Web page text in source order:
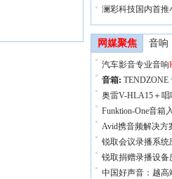
澜彩科技国内首
网媒聚焦 音响
汽车影音专业音响
音箱: TENDZONE
奥雷V-HLA15＋
Funktion-One音箱
Avid携音频解决方
锐取会议录播系统
锐取捐赠录播设备
中国好声音：越高